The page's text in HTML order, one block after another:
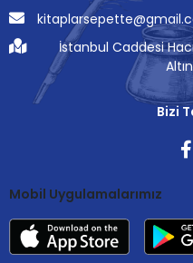
İstanbul Caddesi
Bizi
Mobil Uygulamalarımız